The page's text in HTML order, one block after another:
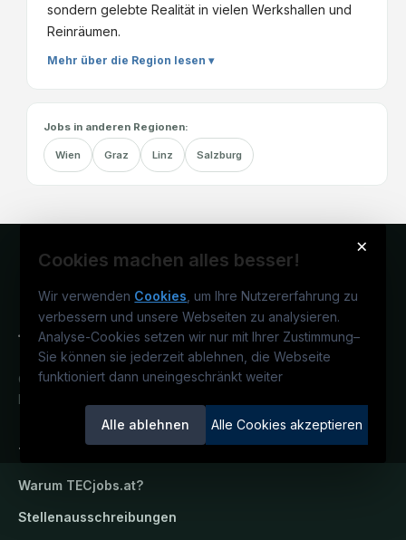
sondern gelebte Realität in vielen Werkshallen und
Reinräumen.
Mehr über die Region lesen ▾
Jobs in anderen Regionen:
Wien Graz Linz Salzburg
×
Cookies machen alles besser!
Wir verwenden Cookies , um Ihre Nutzererfahrung zu
verbessern und unsere Webseiten zu analysieren.
Analyse-Cookies setzen wir nur mit Ihrer Zustimmung–
Sie können sie jederzeit ablehnen, die Webseite
funktioniert dann uneingeschränkt weiter
Alle ablehnen Alle Cookies akzeptieren
Österreichs technisches Karriereportal.
Ein Service der candidatis GmbH.
TECjobs.at
Warum TECjobs.at?
Stellenausschreibungen